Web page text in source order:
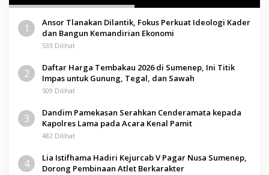
1
Ansor Tlanakan Dilantik, Fokus Perkuat Ideologi Kader
dan Bangun Kemandirian Ekonomi
533 Dilihat
2
Daftar Harga Tembakau 2026 di Sumenep, Ini Titik
Impas untuk Gunung, Tegal, dan Sawah
509 Dilihat
3
Dandim Pamekasan Serahkan Cenderamata kepada
Kapolres Lama pada Acara Kenal Pamit
482 Dilihat
4
Lia Istifhama Hadiri Kejurcab V Pagar Nusa Sumenep,
Dorong Pembinaan Atlet Berkarakter